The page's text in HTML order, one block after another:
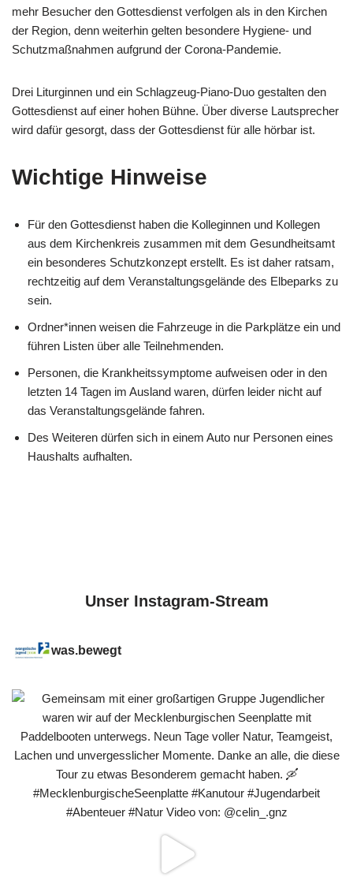
mehr Besucher den Gottesdienst verfolgen als in den Kirchen
der Region, denn weiterhin gelten besondere Hygiene- und
Schutzmaßnahmen aufgrund der Corona-Pandemie.
Drei Liturginnen und ein Schlagzeug-Piano-Duo gestalten den
Gottesdienst auf einer hohen Bühne. Über diverse Lautsprecher
wird dafür gesorgt, dass der Gottesdienst für alle hörbar ist.
Wichtige Hinweise
Für den Gottesdienst haben die Kolleginnen und Kollegen
aus dem Kirchenkreis zusammen mit dem Gesundheitsamt
ein besonderes Schutzkonzept erstellt. Es ist daher ratsam,
rechtzeitig auf dem Veranstaltungsgelände des Elbeparks zu
sein.
Ordner*innen weisen die Fahrzeuge in die Parkplätze ein und
führen Listen über alle Teilnehmenden.
Personen, die Krankheitssymptome aufweisen oder in den
letzten 14 Tagen im Ausland waren, dürfen leider nicht auf
das Veranstaltungsgelände fahren.
Des Weiteren dürfen sich in einem Auto nur Personen eines
Haushalts aufhalten.
Unser Instagram-Stream
was.bewegt